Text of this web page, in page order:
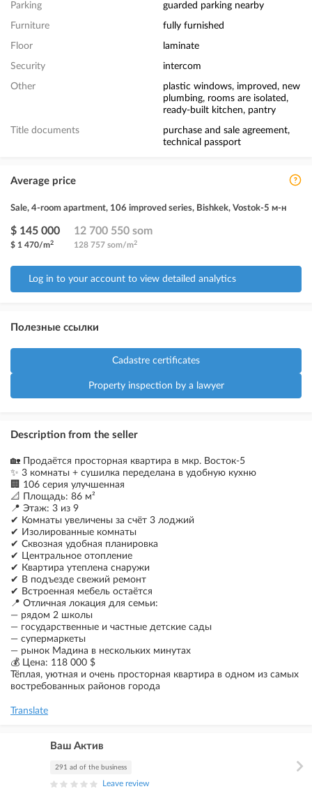
Parking guarded parking nearby
Furniture fully furnished
Floor laminate
Security intercom
Other
plastic windows, improved, new
plumbing, rooms are isolated,
ready-built kitchen, pantry
Title documents
purchase and sale agreement,
technical passport
Average price
Sale, 4-room apartment, 106 improved series, Bishkek, Vostok-5 м-н
$ 145 000
$ 1 470/m2
12 700 550 som
128 757 som/m2
Log in to your account to view detailed analytics
Полезные ссылки
Cadastre certificates
Property inspection by a lawyer
Description from the seller
🏡 Продаётся просторная квартира в мкр. Восток-5
✨ 3 комнаты + сушилка переделана в удобную кухню
🏢 106 серия улучшенная
📐 Площадь: 86 м²
📍 Этаж: 3 из 9
✔ Комнаты увеличены за счёт 3 лоджий
✔ Изолированные комнаты
✔ Сквозная удобная планировка
✔ Центральное отопление
✔ Квартира утеплена снаружи
✔ В подъезде свежий ремонт
✔ Встроенная мебель остаётся
📍 Отличная локация для семьи:
— рядом 2 школы
— государственные и частные детские сады
— супермаркеты
— рынок Мадина в нескольких минутах
💰 Цена: 118 000 $
Тёплая, уютная и очень просторная квартира в одном из самых
востребованных районов города
Translate
Ваш Актив
291 ad of the business
Leave review